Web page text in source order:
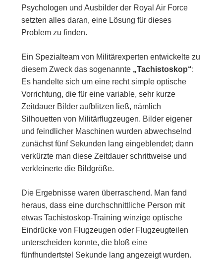
Psychologen und Ausbilder der Royal Air Force
setzten alles daran, eine Lösung für dieses
Problem zu finden.
Ein Spezialteam von Militärexperten entwickelte zu
diesem Zweck das sogenannte„Tachistoskop“:
Es handelte sich um eine recht simple optische
Vorrichtung, die für eine variable, sehr kurze
Zeitdauer Bilder aufblitzen ließ, nämlich
Silhouetten von Militärflugzeugen. Bilder eigener
und feindlicher Maschinen wurden abwechselnd
zunächst fünf Sekunden lang eingeblendet; dann
verkürzte man diese Zeitdauer schrittweise und
verkleinerte die Bildgröße.
Die Ergebnisse waren überraschend. Man fand
heraus, dass eine durchschnittliche Person mit
etwas Tachistoskop-Training winzige optische
Eindrücke von Flugzeugen oder Flugzeugteilen
unterscheiden konnte, die bloß eine
fünfhundertstel Sekunde lang angezeigt wurden.